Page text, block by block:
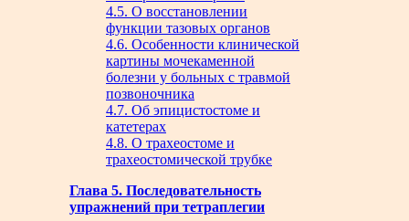
4.5. О восстановлении
функции тазовых органов
4.6. Особенности клинической
картины мочекаменной
болезни у больных с травмой
позвоночника
4.7. Об эпицистостоме и
катетерах
4.8. О трахеостоме и
трахеостомической трубке
Глава 5. Последовательность
упражнений при тетраплегии